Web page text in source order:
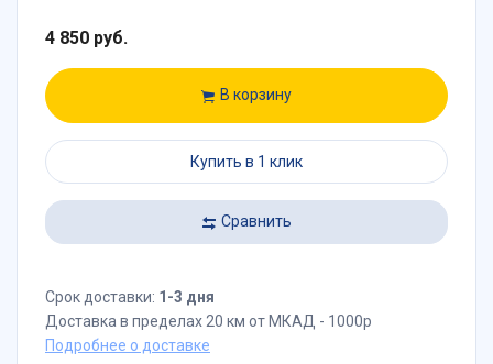
4 850 руб.
В корзину
Купить в 1 клик
Сравнить
Срок доставки: 1-3 дня
Доставка в пределах 20 км от МКАД - 1000р
Подробнее о доставке